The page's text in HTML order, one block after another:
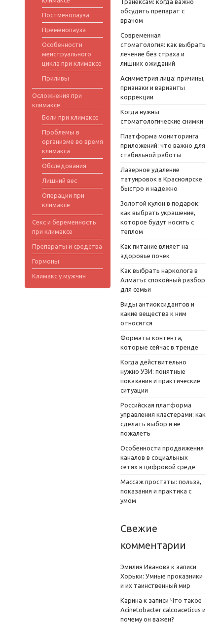
Постменопауза
Пременопауза
Особенности
менструального
цикла при климаксе
Приливы
Осложнения при
климаксе
Боли при климаксе
Проблемы в
организме во время
климакса
Обследования
Лишний вес
Операции при
климаксе
Секс и беременность
при климаксе
Препараты и средства
Гормоны
Климакс у мужчин
Транексам: когда важно
обсудить препарат с
врачом
Современная
стоматология: как выбрать
лечение без страха и
лишних ожиданий
Асимметрия лица: причины,
признаки и варианты
коррекции
Когда нужны
стоматологические снимки
Платформа мониторинга
приложений: что важно для
стабильной работы
Лазерное удаление
татуировок в Красноярске
быстро и надежно
Золотой кулон в подарок:
как выбрать украшение,
которое будут носить с
теплом
Как питание влияет на
здоровье почек
Как выбрать нарколога в
Алматы: спокойный разбор
для семьи
Виды антиоксидантов и
какие вещества к ним
относятся
Форматы контента,
которые сейчас в тренде
Когда действительно
нужно УЗИ: понятные
показания и практические
ситуации
Российская платформа
управления кластерами: как
сделать выбор и не
пожалеть
Особенности продвижения
каналов в социальных
сетях в цифровой среде
Массаж простаты: польза,
показания и практика с
умом
Свежие
комментарии
Эмилия Иванова к записи
Хорьки: Умные проказники
и их таинственный мир
Карина к записи Что такое
Acinetobacter calcoaceticus и
почему он важен?